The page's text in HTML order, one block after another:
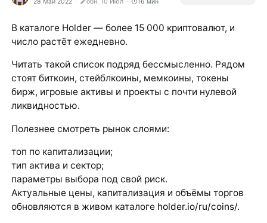
28 Май 2022 обн. 10 Июл 16 мин
В каталоге Holder — более 15 000 криптовалют, и
число растёт ежедневно.
Читать такой список подряд бессмысленно. Рядом
стоят биткоин, стейблкоины, мемкоины, токены
бирж, игровые активы и проекты с почти нулевой
ликвидностью.
Полезнее смотреть рынок слоями:
топ по капитализации;
тип актива и сектор;
параметры выбора под свой риск.
Актуальные цены, капитализация и объёмы торгов
обновляются в живом каталоге holder.io/ru/coins/.